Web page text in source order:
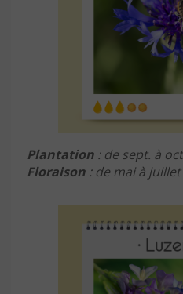
Plantation : de sept. à
Floraison : de mai à juillet